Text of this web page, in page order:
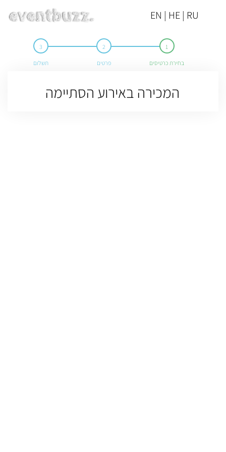
EN | HE | RU
בחירת כרטיסים פרטים תשלום
המכירה באירוע הסתיימה